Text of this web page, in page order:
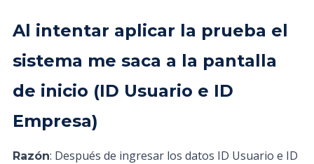
Al intentar aplicar la prueba el
sistema me saca a la pantalla
de inicio (ID Usuario e ID
Empresa)
Razón: Después de ingresar los datos ID Usuario e ID